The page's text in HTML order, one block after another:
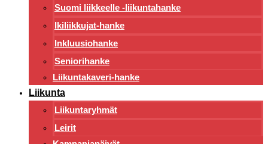
Suomi liikkeelle -liikuntahanke
Ikiliikkujat-hanke
Inkluusiohanke
Seniorihanke
Liikuntakaveri-hanke
Liikunta
Liikuntaryhmät
Leirit